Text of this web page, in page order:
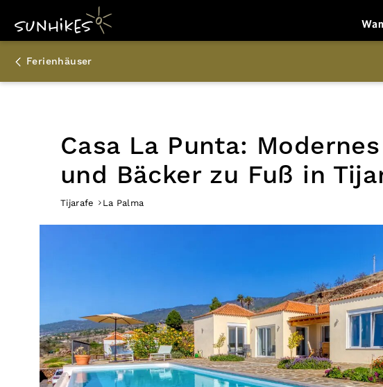
Ferienhäuser
Casa La Punta:
und Bäcker zu Fuß in
Tijarafe La Palma